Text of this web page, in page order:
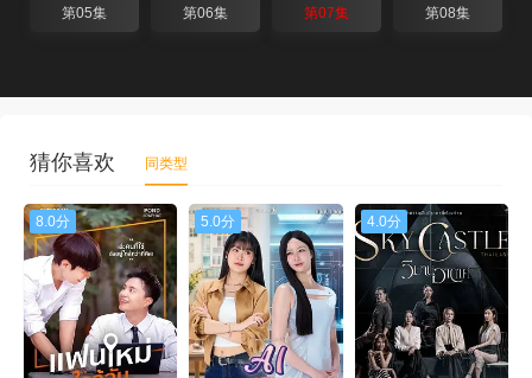
第05集 第06集 第07集 第08集
猜你喜欢 同类型
8.0分 5.0分 4.0分